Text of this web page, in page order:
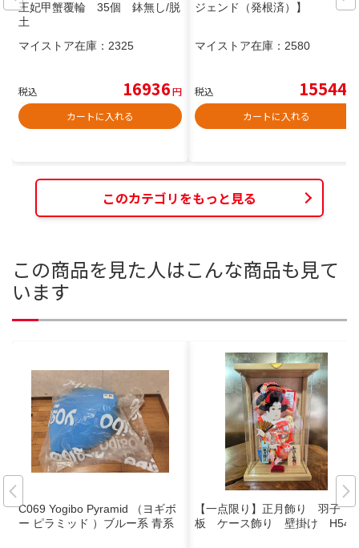
王妃甲蟹覆輪 35個 鉢無し/脱
土
マイストア在庫： 2325
税込 16936円
カートに入れる
ジェンド（発根済）】
マイストア在庫： 2580
税込 15544
カートに入れる
このカテゴリをもっと見る
この商品を見た人はこんな商品も見て
います
C069 Yogibo Pyramid （ヨギボ
ー ピラミッド ）ブルー系 青系
【一点限り】正月飾り 羽子
板 ケース飾り 壁掛け H54